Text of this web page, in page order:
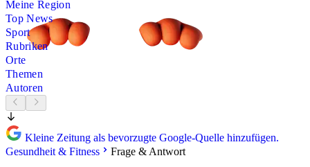
Meine Region
Top News
Sport
Rubriken
Orte
Themen
Autoren
Kleine Zeitung als bevorzugte Google-Quelle hinzufügen.
Gesundheit & Fitness
Frage & Antwort